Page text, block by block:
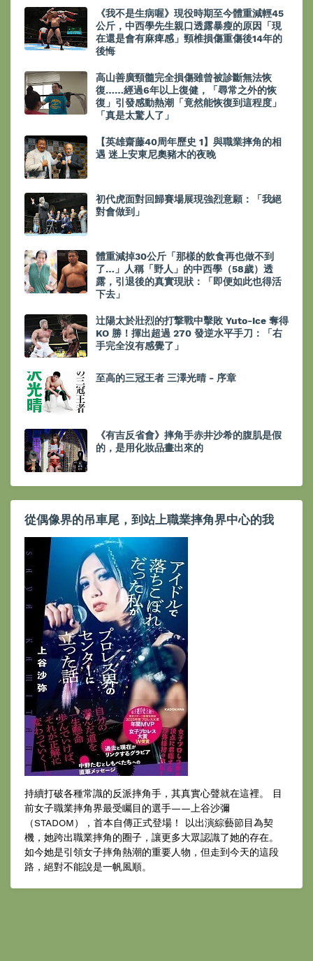
《我不是生病喔》現役時期至今體重減輕45
公斤，中西學先生親口透露暴瘦的原因「現
在還是會有麻痺感」頸椎損傷重傷後14年的
後悔
高山善廣頸髓完全損傷雖曾被診斷無法恢
復……經過6年以上復健，「尋常之外的恢
復」引發感動熱潮「竟然能恢復到這程度」
「真是太驚人了」
【英雄齋藤40周年歷史 1】與職業摔角的相
遇 迷上安東尼奧豬木的夜晚
初代虎面對回歸賽場展現強烈意願：「我絕
對會做到」
體重減掉30公斤「那樣的飲食再也做不到
了…」人稱「野人」的中西學（58歲）透
露，引退後的真實現狀：「即便如此也得活
下去」
辻陽太於壯烈的打撃戰中擊敗 Yuto-Ice 奪得
KO 勝！揮出超過 270 發逆水平手刀：「右
手完全沒有感覺了」
至高的三冠王者 三澤光晴 - 序章
《有吉反省會》摔角手赤井沙希的腹肌是假
的，是用化妝品畫出來的
從偶像界的吊車尾，到站上職業摔角界中心的我
持續打破各種常識的反派摔角手，其真實心聲就在這裡。 目
前女子職業摔角界最受矚目的選手——上谷沙彌
（STADOM），首本自傳正式登場！ 以出演綜藝節目為契
機，她跨出職業摔角的圈子，讓更多大眾認識了她的存在。
如今她是引領女子摔角熱潮的重要人物，但走到今天的這段
路，絕對不能說是一帆風順。